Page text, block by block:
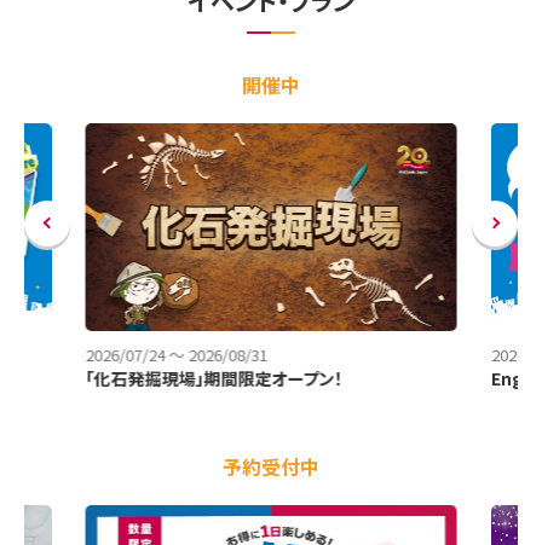
開催中
2026/07/24～ 2026/08/31
「化石発掘現場」期間限定オープン！
2026/
予約受付中